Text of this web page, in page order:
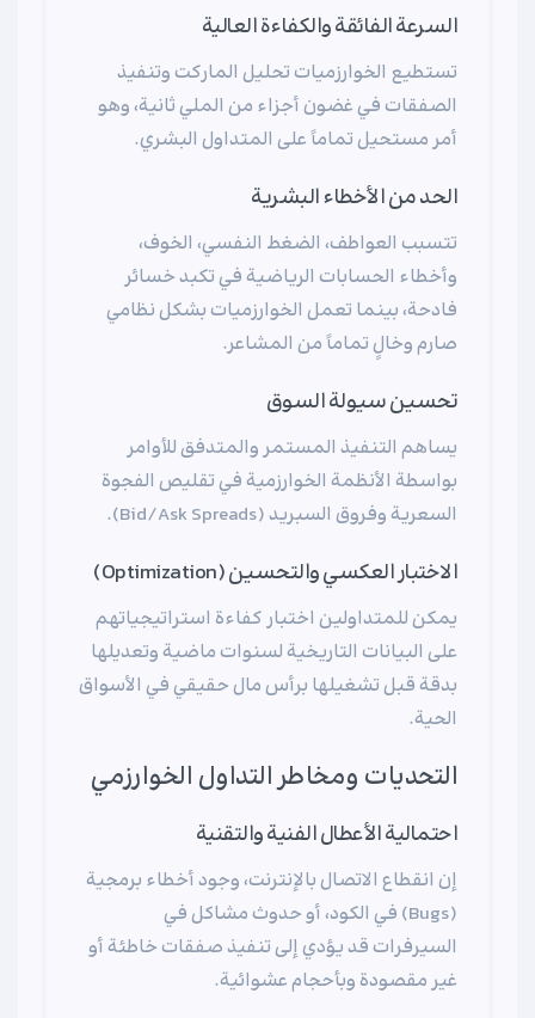
السرعة الفائقة والكفاءة العالية
تستطيع الخوارزميات تحليل المارکت وتنفيذ
الصفقات في غضون أجزاء من الملي ثانية، وهو
أمر مستحيل تماماً على المتداول البشري.
الحد من الأخطاء البشرية
تتسبب العواطف، الضغط النفسي، الخوف،
وأخطاء الحسابات الرياضية في تكبد خسائر
فادحة، بينما تعمل الخوارزميات بشكل نظامي
صارم وخالٍ تماماً من المشاعر.
تحسين سيولة السوق
يساهم التنفيذ المستمر والمتدفق للأوامر
بواسطة الأنظمة الخوارزمية في تقليص الفجوة
السعرية وفروق السبريد (Bid/Ask Spreads).
الاختبار العكسي والتحسين (Optimization)
يمكن للمتداولين اختبار كفاءة استراتيجياتهم
على البيانات التاريخية لسنوات ماضية وتعديلها
بدقة قبل تشغيلها برأس مال حقيقي في الأسواق
الحية.
التحديات ومخاطر التداول الخوارزمي
احتمالية الأعطال الفنية والتقنية
إن انقطاع الاتصال بالإنترنت، وجود أخطاء برمجية
(Bugs) في الكود، أو حدوث مشاكل في
السيرفرات قد يؤدي إلى تنفيذ صفقات خاطئة أو
غير مقصودة وبأحجام عشوائية.